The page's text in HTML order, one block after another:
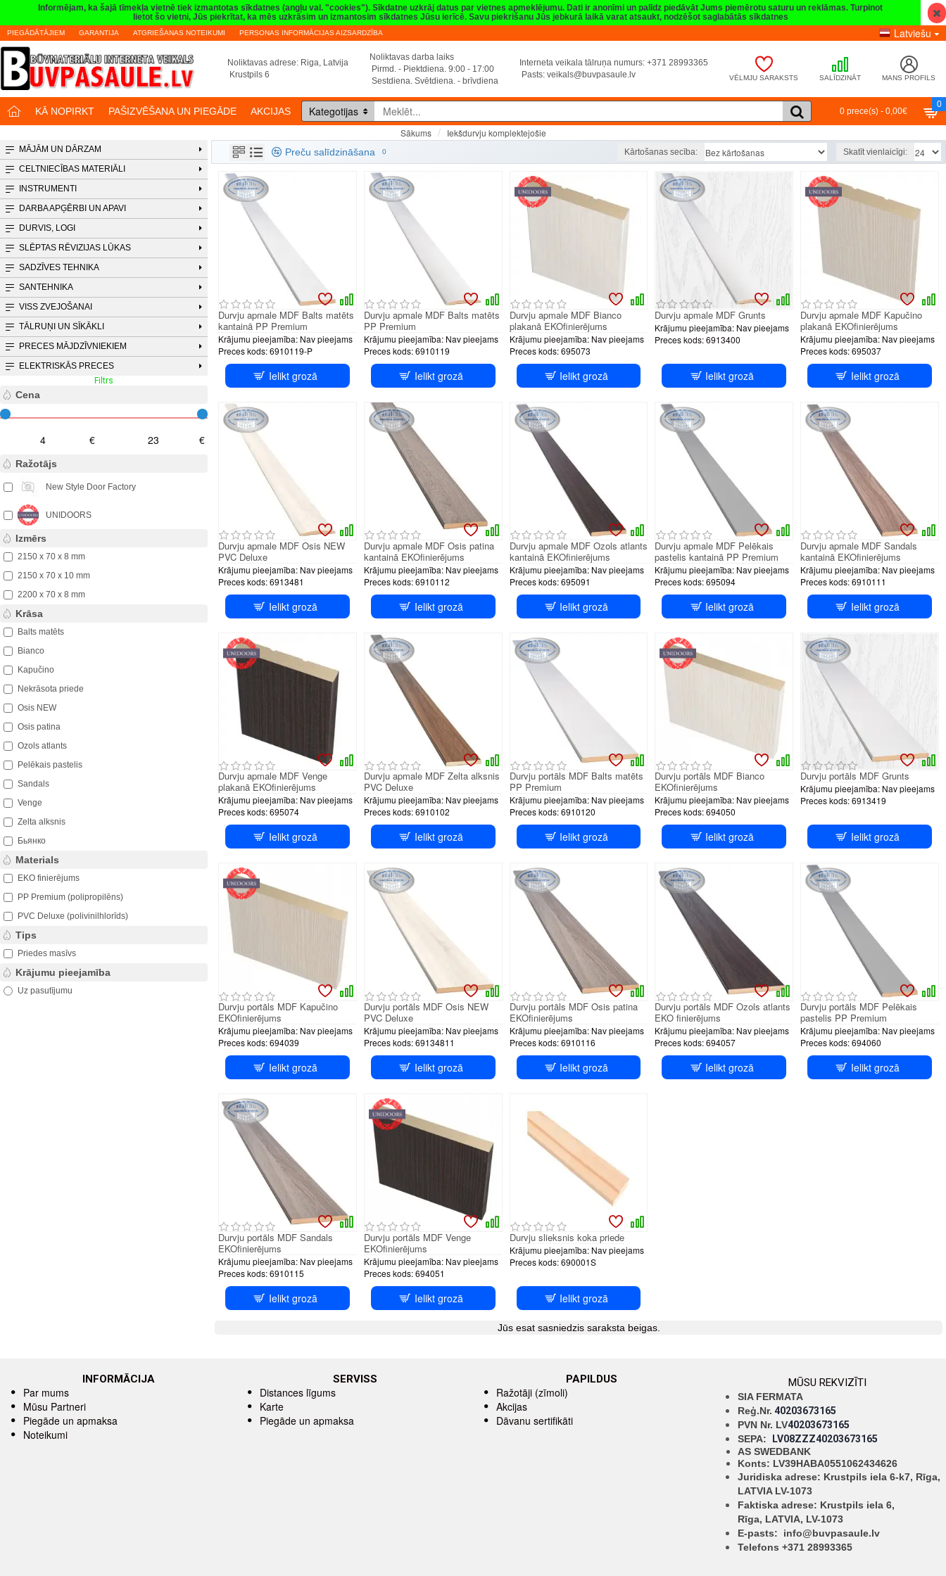
Informējam, ka šajā tīmekļa vietnē tiek izmantotas sīkdatnes (angļu val. "cookies"). Sīkdatne uzkrāj datus par vietnes apmeklējumu. Dati ir anonīmi un palīdz piedāvāt Jums piemērotu saturu un reklāmas. Turpinot
lietot šo vietni, Jūs piekrītat, ka mēs uzkrāsim un izmantosim sīkdatnes Jūsu ierīcē. Savu piekrišanu Jūs jebkurā laikā varat atsaukt, nodzēšot saglabātās sīkdatnes
PIEGĀDĀTĀJIEM GARANTIJA ATGRIEŠANAS NOTEIKUMI PERSONAS INFORMĀCIJAS AIZSARDZĪBA Latviešu
Noliktavas adrese: Riga, Latvija
Krustpils 6
Noliktavas darba laiks
Pirmd. - Piektdiena. 9:00 - 17:00
Sestdiena. Svētdiena. - brīvdiena
Interneta veikala tālruņa numurs: +371 28993365
Pasts: veikals@buvpasaule.lv VĒLMJU SARAKSTS SALĪDZINĀT MANS PROFILS
KĀ NOPIRKT PAŠIZVĒŠANA UN PIEGĀDE AKCIJAS Kategotijas 0 prece(s) - 0,00€
0
Sākums Iekšdurvju komplektejošie
MĀJĀM UN DĀRZAM
CELTNIECĪBAS MATERIĀLI
INSTRUMENTI
DARBA APĢĒRBI UN APAVI
DURVIS, LOGI
SLĒPTAS RĒVIZIJAS LŪKAS
SADZĪVES TEHNIKA
SANTEHNIKA
VISS ZVEJOŠANAI
TĀLRUŅI UN SĪKĀKLI
PRECES MĀJDZĪVNIEKIEM
ELEKTRISKĀS PRECES
Filtrs
Cena
€ €
Ražotājs
New Style Door Factory
UNIDOORS
Izmērs
2150 x 70 x 8 mm
2150 x 70 x 10 mm
2200 x 70 x 8 mm
Krāsa
Balts matēts
Bianco
Kapučino
Nekrāsota priede
Osis NEW
Osis patina
Ozols atlants
Pelēkais pastelis
Sandals
Venge
Zelta alksnis
Бьянко
Materials
EKO finierējums
PP Premium (polipropilēns)
PVC Deluxe (polivinilhlorīds)
Tips
Priedes masīvs
Krājumu pieejamība
Uz pasutījumu
Preču salīdzināšana 0 Kārtošanas secība: Skatīt vienlaicīgi:
Krājumu pieejamība: Nav pieejams
Preces kods:6910119-P
Durvju apmale MDF Balts matēts
kantainā PP Premium
Ielikt grozā
Krājumu pieejamība: Nav pieejams
Preces kods:6910119
Durvju apmale MDF Balts matēts
PP Premium
Ielikt grozā
Krājumu pieejamība: Nav pieejams
Preces kods: 695073
Durvju apmale MDF Bianco
plakanā EKOfinierējums
Ielikt grozā
Krājumu pieejamība: Nav pieejams
Preces kods:6913400
Durvju apmale MDF Grunts
Ielikt grozā
Krājumu pieejamība: Nav pieejams
Preces kods:695037
Durvju apmale MDF Kapučino
plakanā EKOfinierējums
Ielikt grozā
Krājumu pieejamība: Nav pieejams
Preces kods:6913481
Durvju apmale MDF Osis NEW
PVC Deluxe
Ielikt grozā
Krājumu pieejamība: Nav pieejams
Preces kods:6910112
Durvju apmale MDF Osis patina
kantainā EKOfinierējums
Ielikt grozā
Krājumu pieejamība: Nav pieejams
Preces kods: 695091
Durvju apmale MDF Ozols atlants
kantainā EKOfinierējums
Ielikt grozā
Krājumu pieejamība: Nav pieejams
Preces kods:695094
Durvju apmale MDF Pelēkais
pastelis kantainā PP Premium
Ielikt grozā
Krājumu pieejamība: Nav pieejams
Preces kods:6910111
Durvju apmale MDF Sandals
kantainā EKOfinierējums
Ielikt grozā
Krājumu pieejamība: Nav pieejams
Preces kods:695074
Durvju apmale MDF Venge
plakanā EKOfinierējums
Ielikt grozā
Krājumu pieejamība: Nav pieejams
Preces kods:6910102
Durvju apmale MDF Zelta alksnis
PVC Deluxe
Ielikt grozā
Krājumu pieejamība: Nav pieejams
Preces kods: 6910120
Durvju portāls MDF Balts matēts
PP Premium
Ielikt grozā
Krājumu pieejamība: Nav pieejams
Preces kods:694050
Durvju portāls MDF Bianco
EKOfinierējums
Ielikt grozā
Krājumu pieejamība: Nav pieejams
Preces kods:6913419
Durvju portāls MDF Grunts
Ielikt grozā
Krājumu pieejamība: Nav pieejams
Preces kods:694039
Durvju portāls MDF Kapučino
EKOfinierējums
Ielikt grozā
Krājumu pieejamība: Nav pieejams
Preces kods:69134811
Durvju portāls MDF Osis NEW
PVC Deluxe
Ielikt grozā
Krājumu pieejamība: Nav pieejams
Preces kods: 6910116
Durvju portāls MDF Osis patina
EKOfinierējums
Ielikt grozā
Krājumu pieejamība: Nav pieejams
Preces kods:694057
Durvju portāls MDF Ozols atlants
EKO finierējums
Ielikt grozā
Krājumu pieejamība: Nav pieejams
Preces kods:694060
Durvju portāls MDF Pelēkais
pastelis PP Premium
Ielikt grozā
Krājumu pieejamība: Nav pieejams
Preces kods:6910115
Durvju portāls MDF Sandals
EKOfinierējums
Ielikt grozā
Krājumu pieejamība: Nav pieejams
Preces kods:694051
Durvju portāls MDF Venge
EKOfinierējums
Ielikt grozā
Krājumu pieejamība: Nav pieejams
Preces kods: 690001S
Durvju slieksnis koka priede
Ielikt grozā
Jūs esat sasniedzis saraksta beigas.
INFORMĀCIJA
Par mums
Mūsu Partneri
Piegāde un apmaksa
Noteikumi
SERVISS
Distances līgums
Karte
Piegāde un apmaksa
PAPILDUS
Ražotāji (zīmoli)
Akcijas
Dāvanu sertifikāti
MŪSU REKVIZĪTI
SIA FERMATA
Reģ.Nr. 40203673165
PVN Nr. LV40203673165
SEPA:
LV08ZZZ40203673165
AS SWEDBANK
Konts: LV39HABA0551062434626
Juridiska adrese: Krustpils iela 6-k7, Rīga,
LATVIA LV-1073
Faktiska adrese: Krustpils iela 6,
Rīga, LATVIA, LV-1073
E-pasts: info@buvpasaule.lv
Telefons +371 28993365